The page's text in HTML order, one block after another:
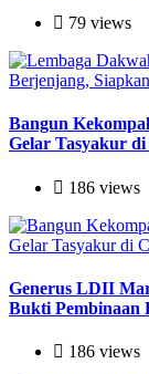
79 views
Bangun
Gelar Tasyakur
186 views
Generus LDII
Bukti Pembinaan
186 views